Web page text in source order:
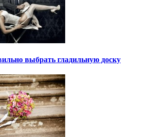
выбрать гладильную доску